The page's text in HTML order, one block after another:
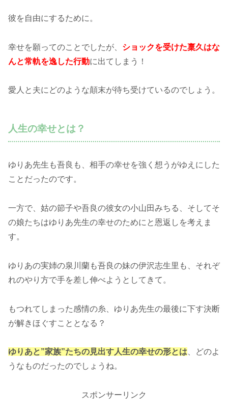
彼を自由にするために。
幸せを願ってのことでしたが、 ショックを受けた稟久はな
んと常軌を逸した行動に出てしまう！
愛人と夫にどのような顛末が待ち受けているのでしょう。
人生の幸せとは？
ゆりあ先生も吾良も、相手の幸せを強く想うがゆえにした
ことだったのです。
一方で、姑の節子や吾良の彼女の小山田みちる、そしてそ
の娘たちはゆりあ先生の幸せのためにと恩返しを考えま
す。
ゆりあの実姉の泉川蘭も吾良の妹の伊沢志生里も、それぞ
れのやり方で手を差し伸べようとしてきて。
もつれてしまった感情の糸、ゆりあ先生の最後に下す決断
が解きほぐすこととなる？
ゆりあと”家族”たちの見出す人生の幸せの形とは 、どのよ
うなものだったのでしょうね。
スポンサーリンク